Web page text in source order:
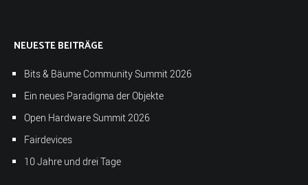
NEUESTE BEITRÄGE
Bits & Bäume Community Summit 2026
Ein neues Paradigma der Objekte
Open Hardware Summit 2026
Fairdevices
10 Jahre und drei Tage